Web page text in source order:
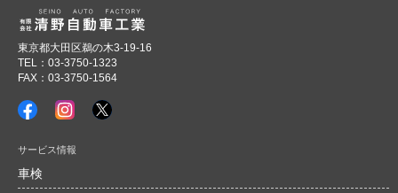
東京都大田区鵜の木3-19-16
TEL：03-3750-1323
FAX：03-3750-1564
サービス情報
車検